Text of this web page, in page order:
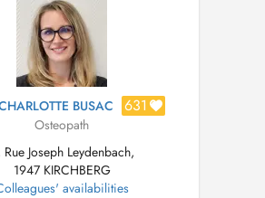
BUSAC 631
Osteopath
Rue Joseph Leydenbach,
1947 KIRCHBERG
availabilities